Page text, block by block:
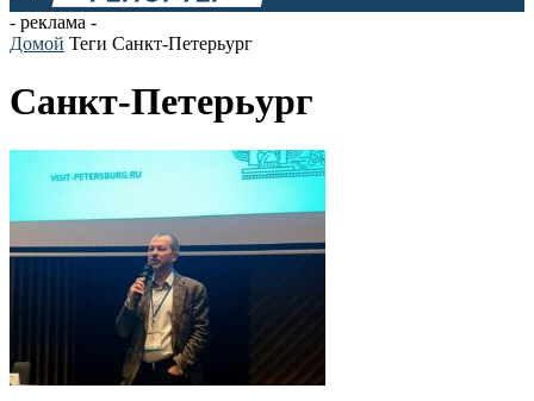
- реклама -
Домой Теги Санкт-Петерьург
Санкт-Петерьург